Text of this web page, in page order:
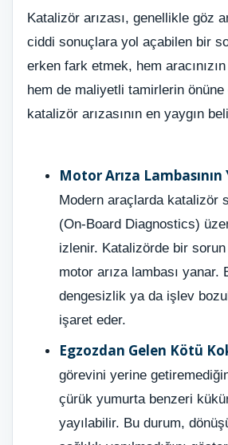
Katalizör arızası, genellikle göz
ciddi sonuçlara yol açabilen bir
erken fark etmek, hem
hem de maliyetli tamirlerin
katalizör arızasının en yaygın
Motor Arıza Lambasının
Modern araçlarda katalizör
(On-Board Diagnostics)
izlenir. Katalizörde bir sorun
motor arıza lambası yanar.
dengesizlik ya da işlev
işaret eder.
Egzozdan Gelen Kötü
görevini yerine
çürük yumurta benzeri
yayılabilir. Bu durum,